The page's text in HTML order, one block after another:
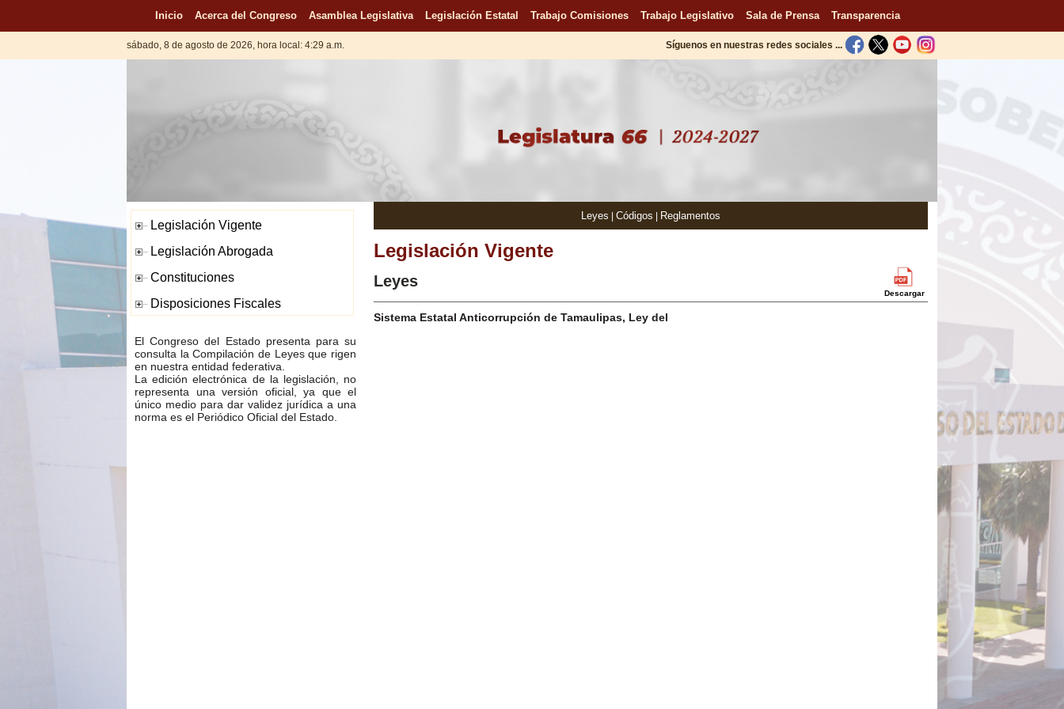
Inicio Acerca del Congreso Asamblea Legislativa Legislación Estatal Trabajo Comisiones Trabajo Legislativo Sala de Prensa Transparencia
sábado, 8 de agosto de 2026, hora local: 4:29 a.m. Síguenos en nuestras redes sociales ...
El Congreso del Estado presenta para su
consulta la Compilación de Leyes que rigen
en nuestra entidad federativa.
La edición electrónica de la legislación, no
representa una versión oficial, ya que el
único medio para dar validez jurídica a una
norma es el Periódico Oficial del Estado.
Leyes Códigos Reglamentos
Legislación Vigente
Leyes
Descargar
Sistema Estatal Anticorrupción de Tamaulipas, Ley del